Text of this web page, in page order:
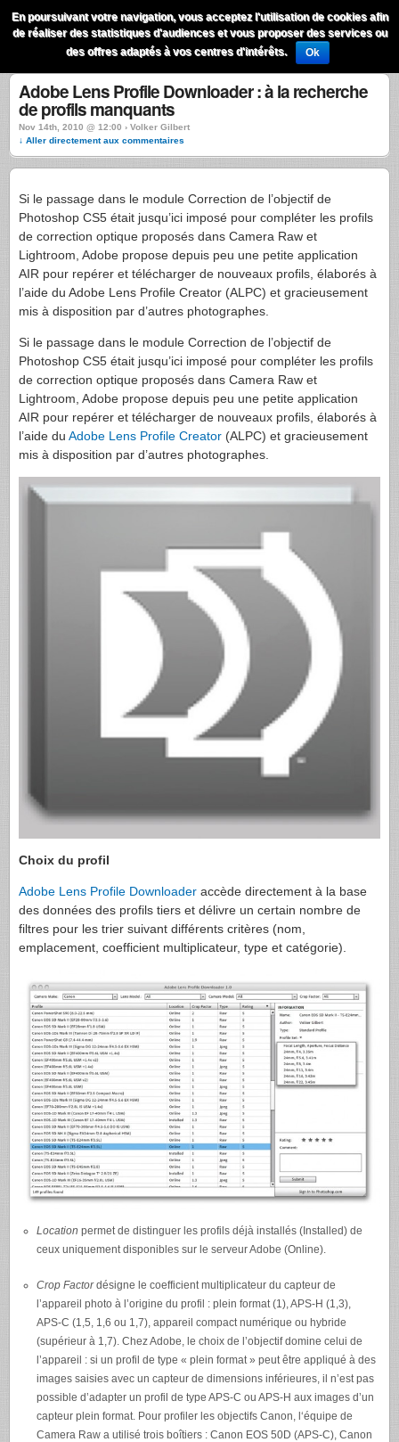
QuestionsPhoto Menu
Adobe Lens Profile Downloader : à la recherche
de profils manquants
Nov 14th, 2010 @ 12:00 › Volker Gilbert
↓ Aller directement aux commentaires
Si le passage dans le module Correction de l’objectif de
Photoshop CS5 était jusqu’ici imposé pour compléter les profils
de correction optique proposés dans Camera Raw et
Lightroom, Adobe propose depuis peu une petite application
AIR pour repérer et télécharger de nouveaux profils, élaborés à
l’aide du Adobe Lens Profile Creator (ALPC) et gracieusement
mis à disposition par d’autres photographes.
Si le passage dans le module Correction de l’objectif de
Photoshop CS5 était jusqu’ici imposé pour compléter les profils
de correction optique proposés dans Camera Raw et
Lightroom, Adobe propose depuis peu une petite application
AIR pour repérer et télécharger de nouveaux profils, élaborés à
l’aide du Adobe Lens Profile Creator (ALPC) et gracieusement
mis à disposition par d’autres photographes.
Choix du profil
Adobe Lens Profile Downloader accède directement à la base
des données des profils tiers et délivre un certain nombre de
filtres pour les trier suivant différents critères (nom,
emplacement, coefficient multiplicateur, type et catégorie).
Location permet de distinguer les profils déjà installés (Installed) de
ceux uniquement disponibles sur le serveur Adobe (Online).
Crop Factordésigne le coefficient multiplicateur du capteur de
l’appareil photo à l’origine du profil : plein format (1), APS-H (1,3),
APS-C (1,5, 1,6 ou 1,7), appareil compact numérique ou hybride
(supérieur à 1,7). Chez Adobe, le choix de l’objectif domine celui de
l’appareil : si un profil de type « plein format » peut être appliqué à des
images saisies avec un capteur de dimensions inférieures, il n’est pas
possible d’adapter un profil de type APS-C ou APS-H aux images d’un
capteur plein format. Pour profiler les objectifs Canon, l‘équipe de
Camera Raw a utilisé trois boîtiers : Canon EOS 50D (APS-C), Canon
En poursuivant votre navigation, vous acceptez l'utilisation de cookies afin
de réaliser des statistiques d'audiences et vous proposer des services ou
des offres adaptés à vos centres d'intérêts.
Ok